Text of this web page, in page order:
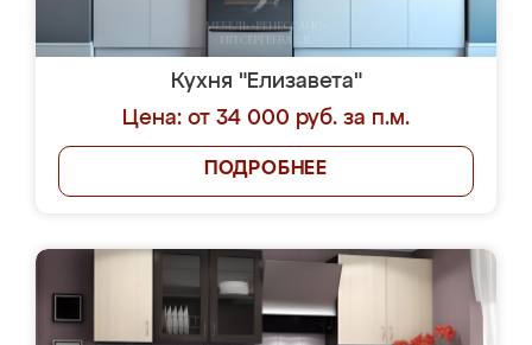
Кухня "Елизавета"
Цена: от 34 000 руб. за п.м.
ПОДРОБНЕЕ